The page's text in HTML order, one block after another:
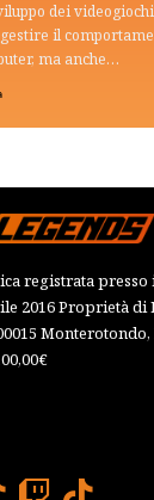
dei
il
ma anche…
registrata
2016 Proprietà di
Monterotondo,